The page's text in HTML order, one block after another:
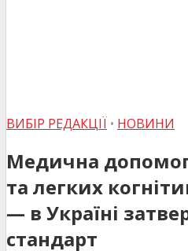
ВИБІР РЕДАКЦІЇ • НОВИНИ
Медична
та легких
— в Україні
стандарт